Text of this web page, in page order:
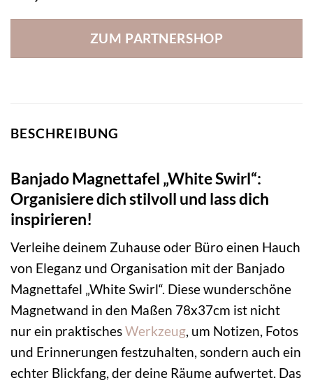
ZUM PARTNERSHOP
BESCHREIBUNG
Banjado Magnettafel „White Swirl“:
Organisiere dich stilvoll und lass dich
inspirieren!
Verleihe deinem Zuhause oder Büro einen Hauch
von Eleganz und Organisation mit der Banjado
Magnettafel „White Swirl“. Diese wunderschöne
Magnetwand in den Maßen 78x37cm ist nicht
nur ein praktischesWerkzeug, um Notizen, Fotos
und Erinnerungen festzuhalten, sondern auch ein
echter Blickfang, der deine Räume aufwertet. Das